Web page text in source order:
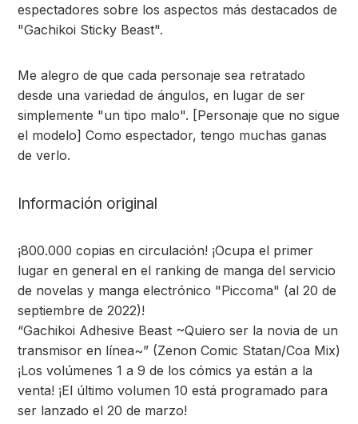
espectadores sobre los aspectos más destacados de
"Gachikoi Sticky Beast".
Me alegro de que cada personaje sea retratado
desde una variedad de ángulos, en lugar de ser
simplemente "un tipo malo". [Personaje que no sigue
el modelo] Como espectador, tengo muchas ganas
de verlo.
Información original
¡800.000 copias en circulación! ¡Ocupa el primer
lugar en general en el ranking de manga del servicio
de novelas y manga electrónico "Piccoma" (al 20 de
septiembre de 2022)!
“Gachikoi Adhesive Beast ~Quiero ser la novia de un
transmisor en línea~” (Zenon Comic Statan/Coa Mix)
¡Los volúmenes 1 a 9 de los cómics ya están a la
venta! ¡El último volumen 10 está programado para
ser lanzado el 20 de marzo!